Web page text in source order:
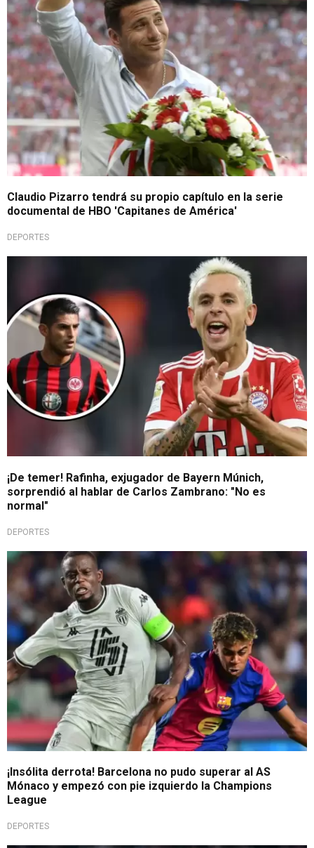
Claudio Pizarro tendrá su propio capítulo en la serie
documental de HBO 'Capitanes de América'
DEPORTES
¡De temer! Rafinha, exjugador de Bayern Múnich,
sorprendió al hablar de Carlos Zambrano: "No es
normal"
DEPORTES
¡Golpe en las apuestas!
¡Insólita derrota! Barcelona no pudo superar al AS
Mónaco y empezó con pie izquierdo la Champions
League
DEPORTES